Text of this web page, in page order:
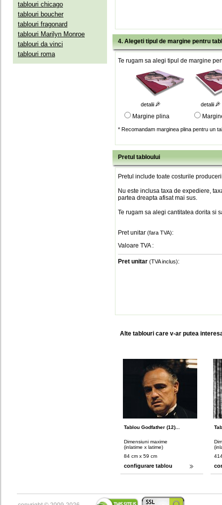
tablouri chicago
tablouri boucher
tablouri fragonard
tablouri Marilyn Monroe
tablouri da vinci
tablouri roma
4. Alegeti tipul de margine pentru
Te rugam sa alegi tipul de margine
detalii detalii
Margine plina
* Recomandam marginea plina pentru un
Pretul tabloului
Pretul include toate costurile
Nu este inclusa taxa de expediere,
partea dreapta afisat mai sus.
Te rugam sa alegi cantitatea dorita si
Pret unitar (fara TVA):
Valoare TVA :
Pret unitar (TVA inclus):
Alte tablouri care v-ar putea
Tablou Godfather (12)...
Dimensiuni maxime
(inlatime x latime)
84 cm x 59 cm
configurare tablou